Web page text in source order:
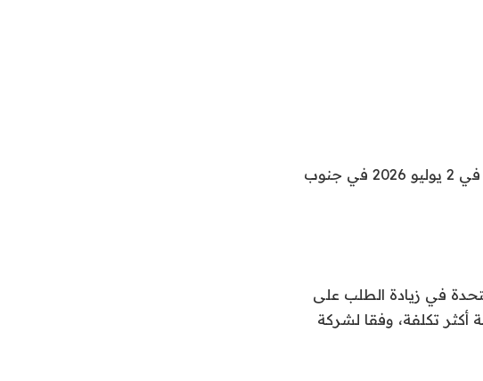
يتم إعادة شحن سيارات Tesla EVs في محطة Tesla Supercharger في 2 يوليو 2026 في جنوب
في زيادة الطلب على
أكثر تكلفة، وفقا لشركة